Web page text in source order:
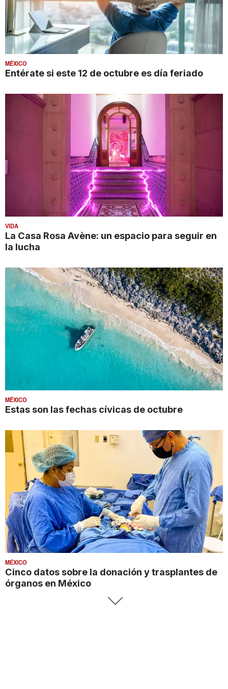
MÉXICO
Entérate si este 12 de octubre es día feriado
VIDA
La Casa Rosa Avène: un espacio para seguir en
la lucha
MÉXICO
Estas son las fechas cívicas de octubre
MÉXICO
Cinco datos sobre la donación y trasplantes de
órganos en México